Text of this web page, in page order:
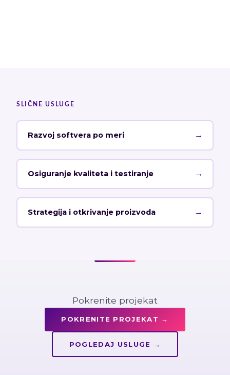
SLIČNE USLUGE
Razvoj softvera po meri →
Osiguranje kvaliteta i testiranje →
Strategija i otkrivanje proizvoda →
Pokrenite projekat
POKRENITE PROJEKAT →
POGLEDAJ USLUGE →